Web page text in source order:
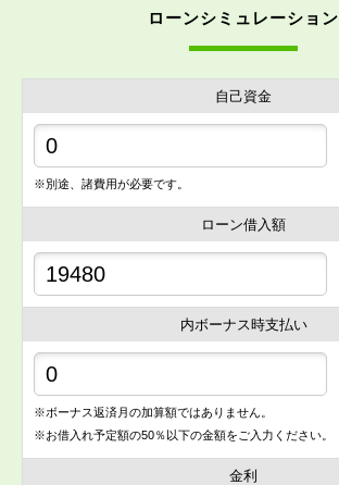
ローンシミュレーション
自己資金
※別途、諸費用が必要です。
ローン借入額
内ボーナス時支払い
※ボーナス返済月の加算額ではありません。
※お借入れ予定額の50％以下の金額をご入力ください。
金利